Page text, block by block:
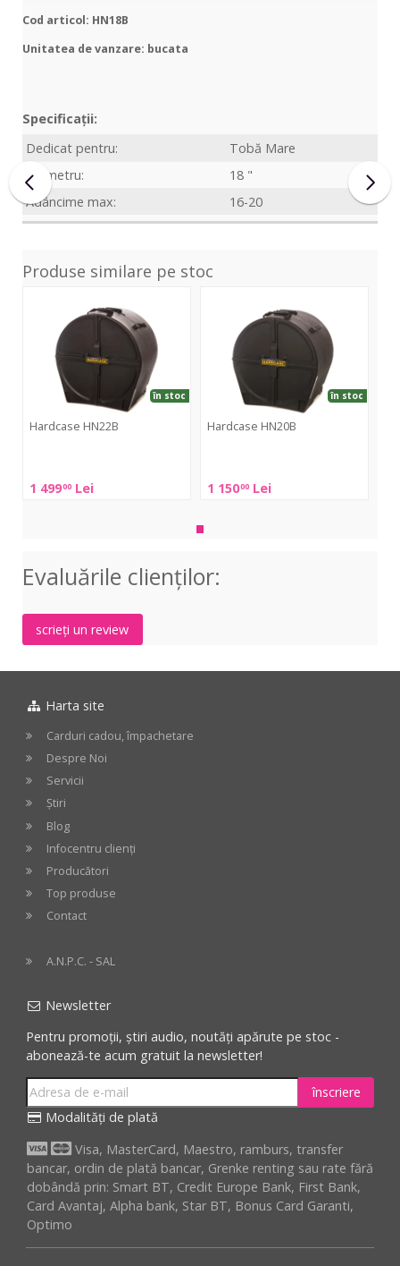
Cod articol: HN18B
Unitatea de vanzare: bucata
Specificații:
Dedicat pentru:
Tobă Mare
Diametru:
18 "
Adâncime max:
16-20
Produse similare pe stoc
Hardcase HN22B
1 49900 Lei
în stoc
HN22B
Hardcase HN20B
1 15000 Lei
în stoc
HN20B
Evaluările clienţilor:
scrieți un review
Harta site
Carduri cadou, împachetare
Despre Noi
Servicii
Știri
Blog
Infocentru clienți
Producători
Top produse
Contact
A.N.P.C. - SAL
Newsletter
Pentru promoții, știri audio, noutăți apărute pe stoc -
abonează-te acum gratuit la newsletter!
înscriere
Modalități de plată
Visa, MasterCard, Maestro, ramburs, transfer
bancar, ordin de plată bancar, Grenke renting sau rate fără
dobândă prin: Smart BT, Credit Europe Bank, First Bank,
Card Avantaj, Alpha bank, Star BT, Bonus Card Garanti,
Optimo